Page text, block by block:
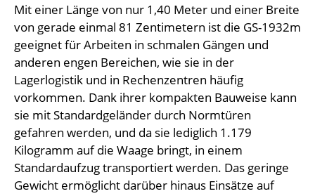
Mit einer Länge von nur 1,40 Meter und einer Breite
von gerade einmal 81 Zentimetern ist die GS-1932m
geeignet für Arbeiten in schmalen Gängen und
anderen engen Bereichen, wie sie in der
Lagerlogistik und in Rechenzentren häufig
vorkommen. Dank ihrer kompakten Bauweise kann
sie mit Standardgeländer durch Normtüren
gefahren werden, und da sie lediglich 1.179
Kilogramm auf die Waage bringt, in einem
Standardaufzug transportiert werden. Das geringe
Gewicht ermöglicht darüber hinaus Einsätze auf